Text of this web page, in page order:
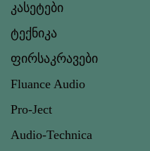
კასეტები
ტექნიკა
ფირსაკრავები
Fluance Audio
Pro-Ject
Audio-Technica